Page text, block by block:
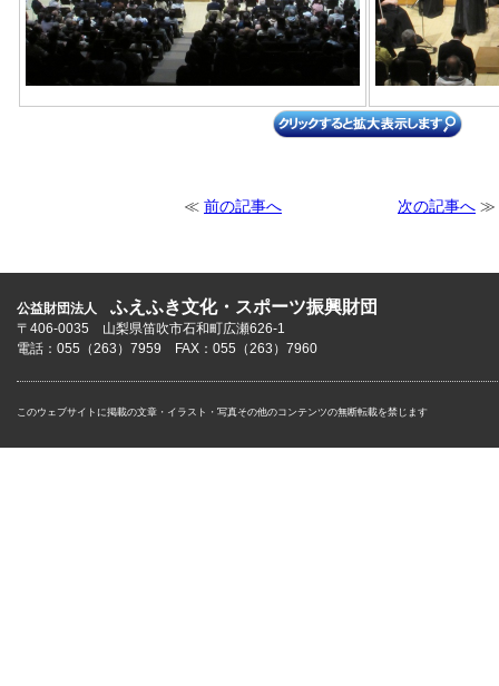
≪ 前の記事へ 次の記事へ ≫
公益財団法人 ふえふき文化・スポーツ振興財団
〒406-0035 山梨県笛吹市石和町広瀬626-1
電話：055（263）7959 FAX：055（263）7960
このウェブサイトに掲載の文章・イラスト・写真その他のコンテンツの無断転載を禁じます